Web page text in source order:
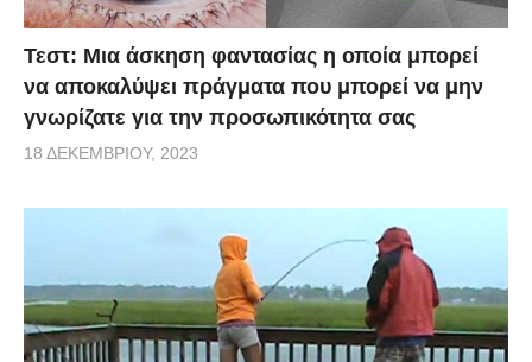
Τεστ: Μια άσκηση φαντασίας η οποία μπορεί
να αποκαλύψει πράγματα που μπορεί να μην
γνωρίζατε για την προσωπικότητα σας
18 ΔΕΚΕΜΒΡΊΟΥ, 2023